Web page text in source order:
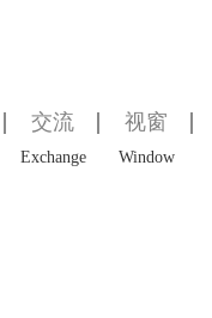
交流
Exchange
视窗
Window